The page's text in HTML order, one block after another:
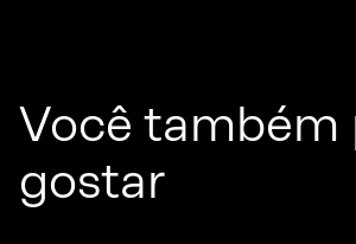
Você também
gostar